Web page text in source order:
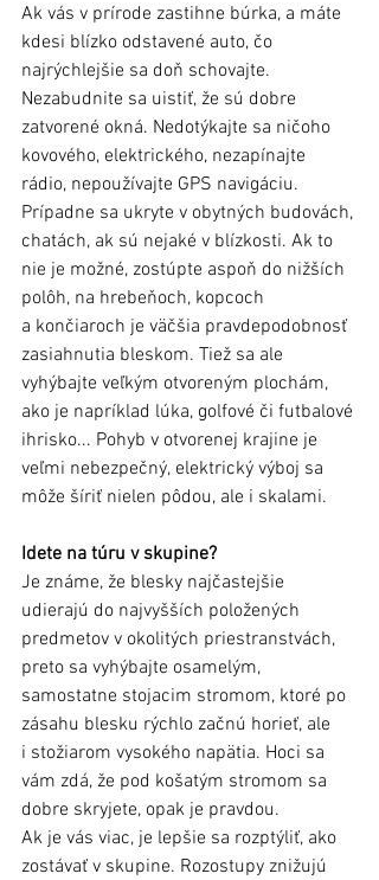
Ak vás v prírode zastihne búrka, a máte
kdesi blízko odstavené auto, čo
najrýchlejšie sa doň schovajte.
Nezabudnite sa uistiť, že sú dobre
zatvorené okná. Nedotýkajte sa ničoho
kovového, elektrického, nezapínajte
rádio, nepoužívajte GPS navigáciu.
Prípadne sa ukryte v obytných budovách,
chatách, ak sú nejaké v blízkosti. Ak to
nie je možné, zostúpte aspoň do nižších
polôh, na hrebeňoch, kopcoch
a končiaroch je väčšia pravdepodobnosť
zasiahnutia bleskom. Tiež sa ale
vyhýbajte veľkým otvoreným plochám,
ako je napríklad lúka, golfové či futbalové
ihrisko... Pohyb v otvorenej krajine je
veľmi nebezpečný, elektrický výboj sa
môže šíriť nielen pôdou, ale i skalami.
Idete na túru v skupine?
Je známe, že blesky najčastejšie
udierajú do najvyšších položených
predmetov v okolitých priestranstvách,
preto sa vyhýbajte osamelým,
samostatne stojacim stromom, ktoré po
zásahu blesku rýchlo začnú horieť, ale
i stožiarom vysokého napätia. Hoci sa
vám zdá, že pod košatým stromom sa
dobre skryjete, opak je pravdou.
Ak je vás viac, je lepšie sa rozptýliť, ako
zostávať v skupine. Rozostupy znižujú